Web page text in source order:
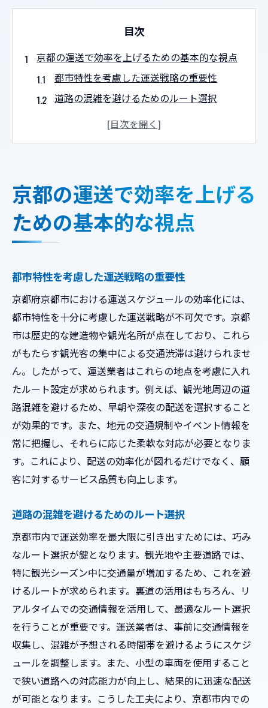
目次
京都の運送で効率を上げるための基本的な視点
都市特性を考慮した運送戦略の重要性
道路の混雑を避けるためのルート選択
配送効率を高めるための時間管理
性
観光シーズンを見越した京都市内運送スケジュ
ールの工夫
観光地周辺の運送スケジュール調整法
季節ごとの混雑を考慮した配送プラン
観光客の流れを利用した効率的なルート選
定
地域イベント情報を用いたスケジュール最
適化
観光シーズンの特殊ニーズへの迅速な対応
運送効率を最大化するための京都の裏道活用法
地元住民から学ぶ裏道の活用知識
GPSを活用した新たなルートの発見
交通渋滞を避けるための裏道戦略
裏道活用におけるコスト削減効果
裏道情報の共有による運送ネットワークの
構築
小型車両の導入で実現する京都市内のスムーズ
な運送
小型車両のメリットと導入事例
狭い路地における小型車両の活用法
環境配慮を考慮した車両選びの重要性
小型車両による配送時間短縮の実現
コスト効率の高い小型車両運用の秘訣
京都の運送で効率を上げる
ための基本的な視点
都市特性を考慮した運送戦略の重要性
京都府京都市における運送スケジュールの効率化には、
都市特性を十分に考慮した運送戦略が不可欠です。京都
市は歴史的な建造物や観光名所が点在しており、これら
がもたらす観光客の集中による交通渋滞は避けられませ
ん。したがって、運送業者はこれらの地点を考慮に入れ
たルート設定が求められます。例えば、観光地周辺の道
路混雑を避けるため、早朝や深夜の配送を選択すること
が効果的です。また、地元の交通規制やイベント情報を
常に把握し、それらに応じた柔軟な対応が必要となりま
す。これにより、配送の効率化が図れるだけでなく、顧
客に対するサービス品質も向上します。
道路の混雑を避けるためのルート選択
京都市内で運送効率を最大限に引き出すためには、巧み
なルート選択が鍵となります。観光地や主要道路では、
特に観光シーズン中に交通量が増加するため、これを避
けるルートが求められます。裏道の活用はもちろん、リ
アルタイムでの交通情報を活用して、最適なルート選択
を行うことが重要です。運送業者は、事前に交通情報を
収集し、混雑が予想される時間帯を避けるようにスケジ
ュールを調整します。また、小型の車両を使用すること
で狭い道路への対応能力が向上し、結果的に迅速な配送
が可能となります。こうした工夫により、京都市内での